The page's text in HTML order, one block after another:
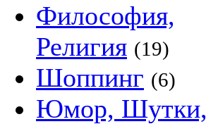
Философия,
Религия (19)
Шоппинг (6)
Юмор, Шутки,